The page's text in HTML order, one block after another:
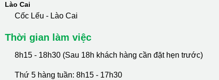
Lào Cai
Cốc Lếu - Lào Cai
Thời gian làm việc
8h15 - 18h30 (Sau 18h khách hàng cần đặt hẹn trước)
Thứ 5 hàng tuần: 8h15 - 17h30